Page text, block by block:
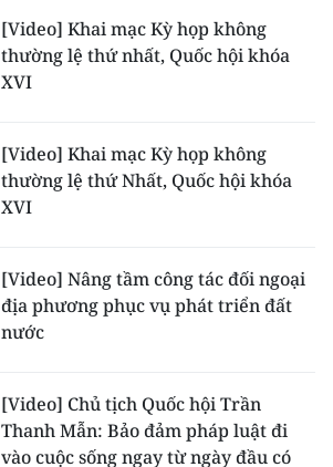
[Video] Khai mạc Kỳ họp không
thường lệ thứ nhất, Quốc hội khóa
XVI
[Video] Khai mạc Kỳ họp không
thường lệ thứ Nhất, Quốc hội khóa
XVI
[Video] Nâng tầm công tác đối ngoại
địa phương phục vụ phát triển đất
nước
[Video] Chủ tịch Quốc hội Trần
Thanh Mẫn: Bảo đảm pháp luật đi
vào cuộc sống ngay từ ngày đầu có